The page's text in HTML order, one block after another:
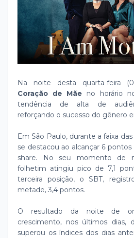
Na noite desta quarta-feira
Coração de Mãe no horário
tendência de alta de
reforçando o sucesso do gênero
Em São Paulo, durante a faixa das
se destacou ao alcançar 6
share. No seu momento de
folhetim atingiu pico de 7,1
terceira posição, o SBT,
metade, 3,4 pontos.
O resultado da noite de
crescimento, nos últimos dias,
superou os índices dos dias